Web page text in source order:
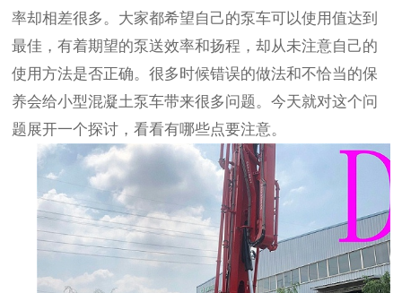
率却相差很多。大家都希望自己的泵车可以使用值达到
最佳，有着期望的泵送效率和扬程，却从未注意自己的
使用方法是否正确。很多时候错误的做法和不恰当的保
养会给小型混凝土泵车带来很多问题。今天就对这个问
题展开一个探讨，看看有哪些点要注意。